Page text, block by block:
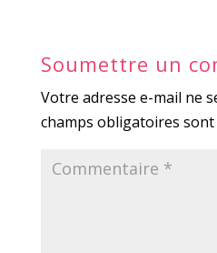
Soumettre un
Votre adresse e-mail ne
champs obligatoires sont